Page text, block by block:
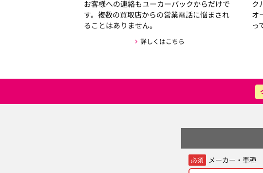
お客様への連絡もユーカーパックからだけで
す。複数の買取店からの営業電話に悩まされ
ることはありません。
詳しくはこちら
ク
オ
っ
必須 メーカー・車種